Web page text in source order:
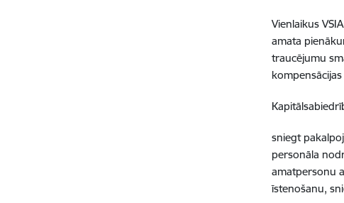
Vienlaikus
amata
traucējumu
sniegt
personāla
amatpersonu
īstenošanu,